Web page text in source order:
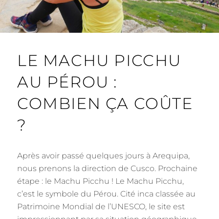
LE MACHU PICCHU
AU PÉROU :
COMBIEN ÇA COÛTE
?
Après avoir passé quelques jours à Arequipa,
nous prenons la direction de Cusco. Prochaine
étape : le Machu Picchu ! Le Machu Picchu,
c’est le symbole du Pérou. Cité inca classée au
Patrimoine Mondial de l’UNESCO, le site est